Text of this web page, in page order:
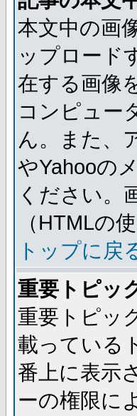
本文中の画
ップロード
在する画像
コンピュー
ん。また、
やYahooの
ください。
（HTMLの
トップに戻
重要トピッ
重要トピッ
載っている
番上に表示
ーの権限に